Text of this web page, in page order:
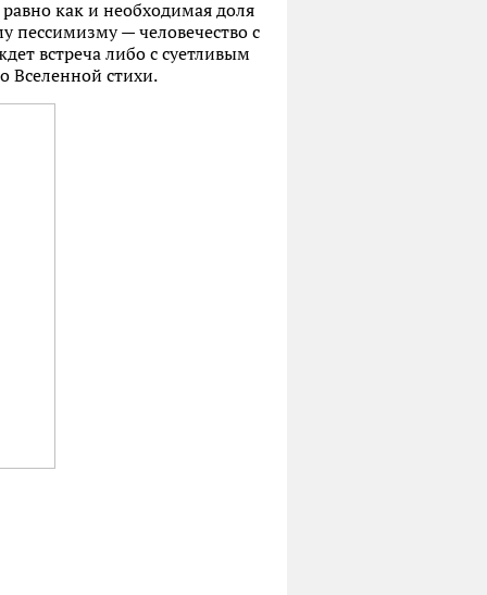
как и необходимая доля
пессимизму — человечество с
встреча либо с суетливым
стихи.